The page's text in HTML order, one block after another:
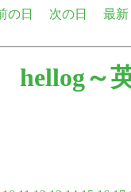
の日 次の日 最新
hellog～